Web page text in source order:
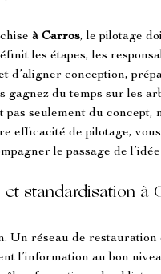
à Carros, le pilotage
les étapes, les
d’aligner conception,
gagnez du temps sur les
seulement du concept,
efficacité de pilotage,
le passage de
standardisation à
Un réseau de
l’information au bon